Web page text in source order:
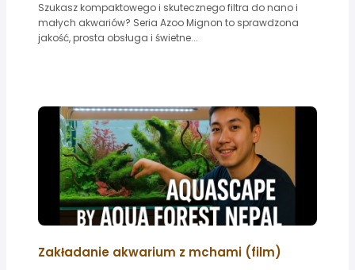
Szukasz kompaktowego i skutecznego filtra do nano i
małych akwariów? Seria Azoo Mignon to sprawdzona
jakość, prosta obsługa i świetne...
Zakładanie akwarium z mchami (film)